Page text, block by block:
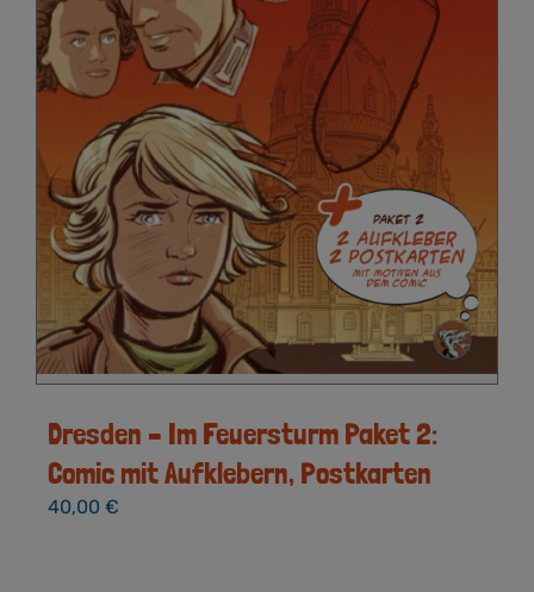
Dresden – Im Feuersturm Paket 2:
Comic mit Aufklebern, Postkarten
40,00 €